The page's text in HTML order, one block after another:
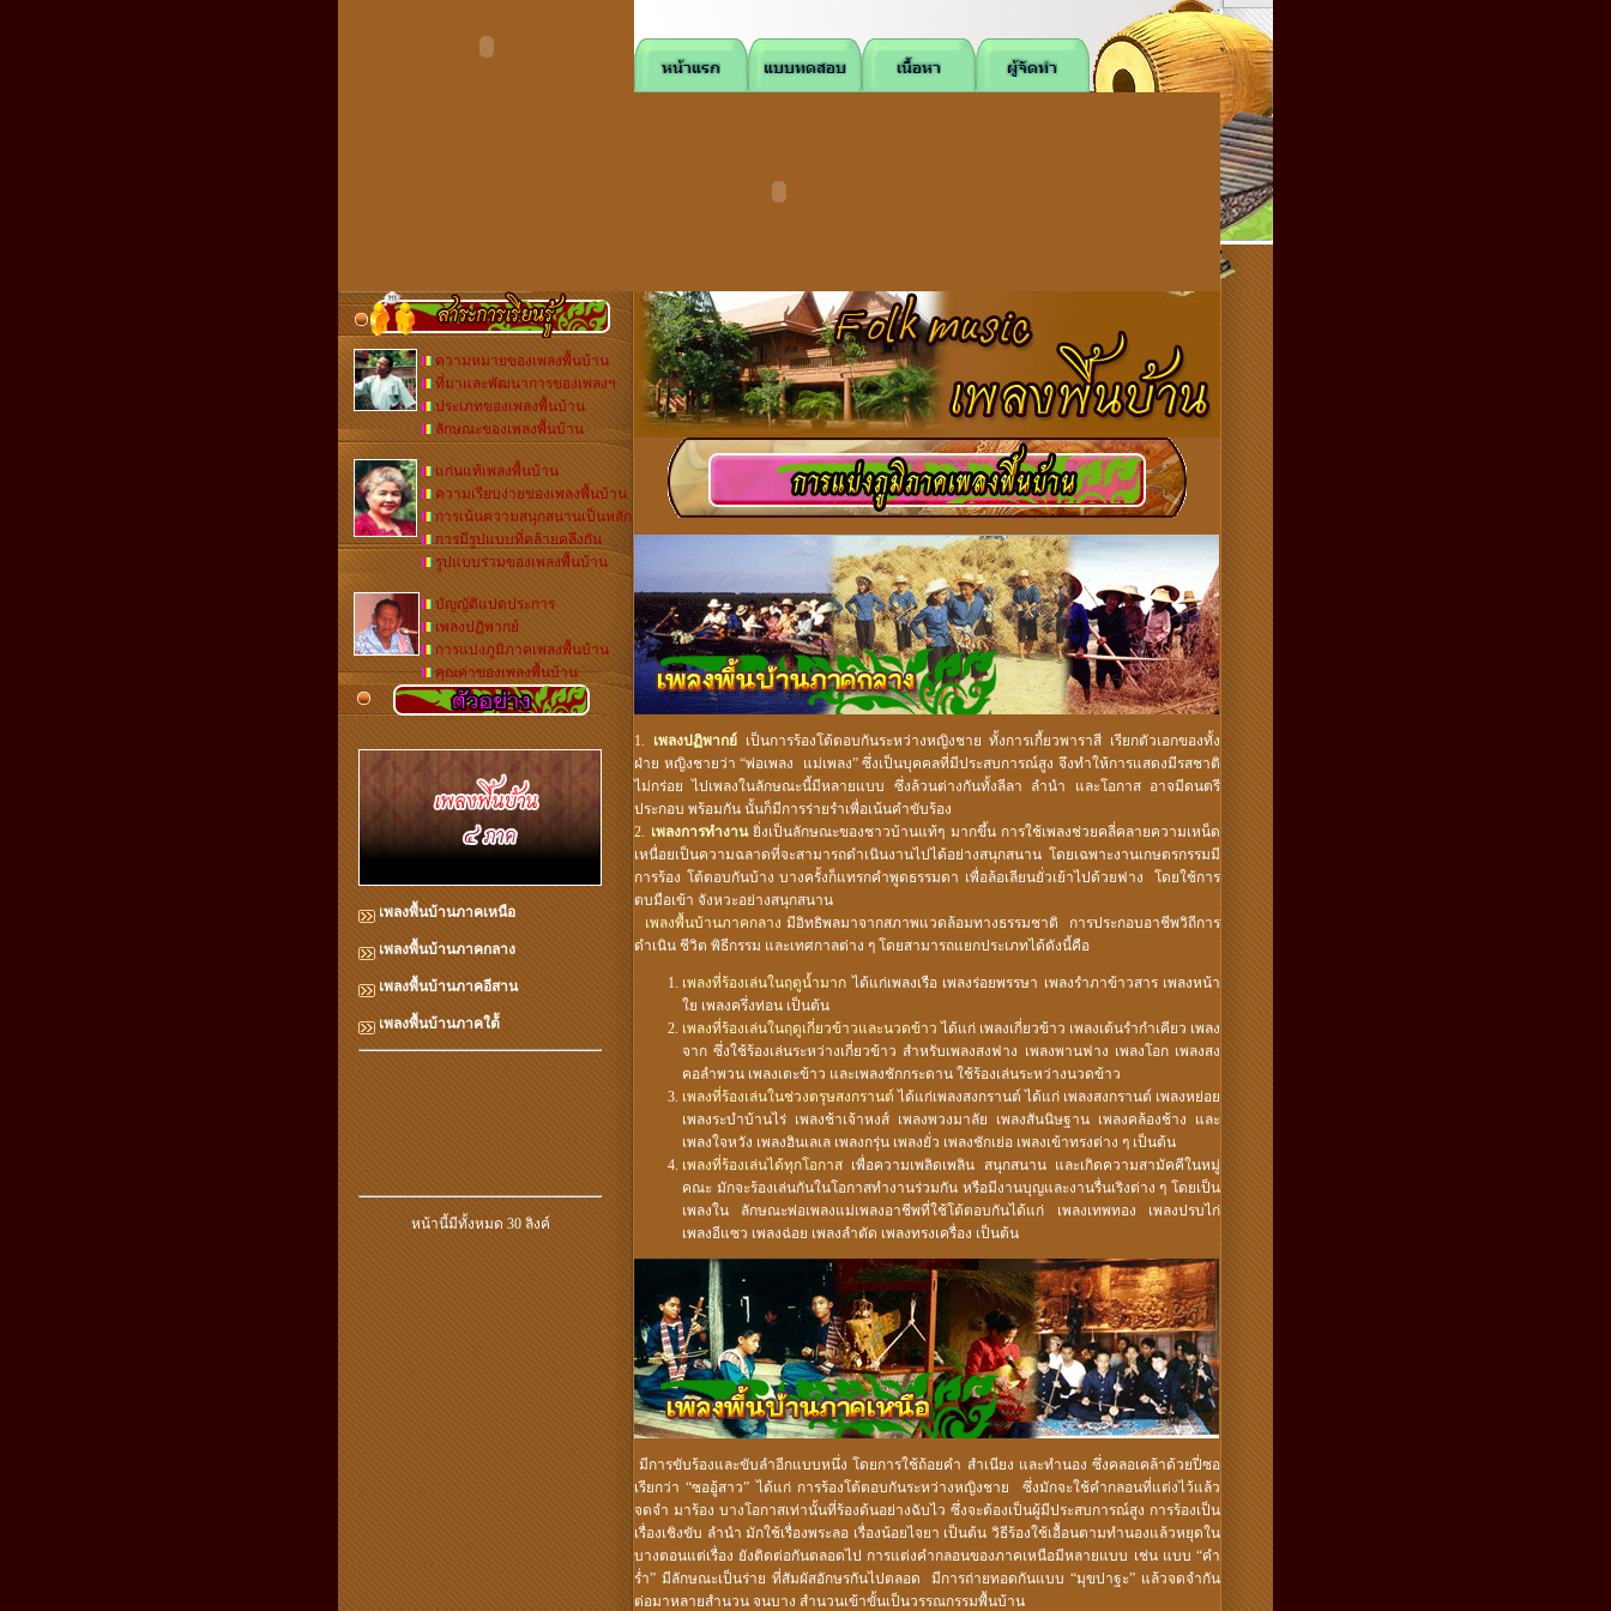
ความหมายของเพลงพื้นบ้าน
ที่มาและพัฒนาการของเพลงฯ
ประเภทของเพลงพื้นบ้าน
ลักษณะของเพลงพื้นบ้าน
แก่นแท้เพลงพื้นบ้าน
ความเรียบง่ายของเพลงพื้นบ้าน
การเน้นความสนุกสนานเป็นหลัก
การมีรูปแบบที่คล้ายคลึงกัน
รูปแบบร่วมของเพลงพื้นบ้าน
บัญญัติแปดประการ
เพลงปฏิพากย์
การแบ่งภูมิภาคเพลงพื้นบ้าน
คุณค่าของเพลงพื้นบ้าน
เพลงพื้นบ้านภาคเหนือ
เพลงพื้นบ้านภาคกลาง
เพลงพื้นบ้านภาคอีสาน
เพลงพื้นบ้านภาคใต้
หน้านี้มีทั้งหมด 30 ลิงค์
1. เพลงปฏิพากย์เป็นการร้องโต้ตอบกันระหว่างหญิงชาย ทั้งการเกี้ยวพาราสี เรียกตัวเอกของทั้ง
ฝ่าย หญิงชายว่า “พ่อเพลง แม่เพลง” ซึ่งเป็นบุคคลที่มีประสบการณ์สูง จึงทำให้การแสดงมีรสชาติ
ไม่กร่อย ไปเพลงในลักษณะนี้มีหลายแบบ ซึ่งล้วนต่างกันทั้งลีลา ลำนำ และโอกาส อาจมีดนตรี
ประกอบ พร้อมกัน นั้นก็มีการร่ายรำเพื่อเน้นคำขับร้อง
2. เพลงการทำงาน ยิ่งเป็นลักษณะของชาวบ้านแท้ๆ มากขึ้น การใช้เพลงช่วยคลี่คลายความเหน็ด
เหนื่อยเป็นความฉลาดที่จะสามารถดำเนินงานไปได้อย่างสนุกสนาน โดยเฉพาะงานเกษตรกรรมมี
การร้อง โต้ตอบกันบ้าง บางครั้งก็แทรกคำพูดธรรมดา เพื่อล้อเลียนยั่วเย้าไปด้วยฟาง โดยใช้การ
ตบมือเข้า จังหวะอย่างสนุกสนาน
เพลงพื้นบ้านภาคกลาง มีอิทธิพลมาจากสภาพแวดล้อมทางธรรมชาติ การประกอบอาชีพวิถีการ
ดำเนิน ชีวิต พิธีกรรม และเทศกาลต่าง ๆ โดยสามารถแยกประเภทได้ดังนี้คือ
เพลงที่ร้องเล่นในฤดูน้ำมาก ได้แก่เพลงเรือ เพลงร่อยพรรษา เพลงรำภาข้าวสาร เพลงหน้า
ใย เพลงครึ่งท่อน เป็นต้น
เพลงที่ร้องเล่นในฤดูเกี่ยวข้าวและนวดข้าว ได้แก่ เพลงเกี่ยวข้าว เพลงเต้นรำกำเคียว เพลง
จาก ซึ่งใช้ร้องเล่นระหว่างเกี่ยวข้าว สำหรับเพลงสงฟาง เพลงพานฟาง เพลงโอก เพลงสง
คอลำพวน เพลงเตะข้าว และเพลงชักกระดาน ใช้ร้องเล่นระหว่างนวดข้าว
เพลงที่ร้องเล่นในช่วงตรุษสงกรานต ์ ได้แก่เพลงสงกรานต์ ได้แก่ เพลงสงกรานต์ เพลงหย่อย
เพลงระบำบ้านไร่ เพลงช้าเจ้าหงส์ เพลงพวงมาลัย เพลงสันนิษฐาน เพลงคล้องช้าง และ
เพลงใจหวัง เพลงฮินเลเล เพลงกรุ่น เพลงยั่ว เพลงชักเย่อ เพลงเข้าทรงต่าง ๆ เป็นต้น
เพลงที่ร้องเล่นได้ทุกโอกาส เพื่อความเพลิดเพลิน สนุกสนาน และเกิดความสามัคคีในหมู่
คณะ มักจะร้องเล่นกันในโอกาสทำงานร่วมกัน หรือมีงานบุญและงานรื่นเริงต่าง ๆ โดยเป็น
เพลงใน ลักษณะพ่อเพลงแม่เพลงอาชีพที่ใช้โต้ตอบกันได้แก่ เพลงเทพทอง เพลงปรบไก่
เพลงอีแซว เพลงฉ่อย เพลงลำตัด เพลงทรงเครื่อง เป็นต้น
มีการขับร้องและขับลำอีกแบบหนึ่ง โดยการใช้ถ้อยคำ สำเนียง และทำนอง ซึ่งคลอเคล้าด้วยปี่ซอ
เรียกว่า “ซออู้สาว” ได้แก่ การร้องโต้ตอบกันระหว่างหญิงชาย ซึ่งมักจะใช้คำกลอนที่แต่งไว้แล้ว
จดจำ มาร้อง บางโอกาสเท่านั้นที่ร้องด้นอย่างฉับไว ซึ่งจะต้องเป็นผู้มีประสบการณ์สูง การร้องเป็น
เรื่องเชิงขับ ลำนำ มักใช้เรื่องพระลอ เรื่องน้อยไจยา เป็นต้น วิธีร้องใช้เอื้อนตามทำนองแล้วหยุดใน
บางตอนแต่เรื่อง ยังติดต่อกันตลอดไป การแต่งคำกลอนของภาคเหนือมีหลายแบบ เช่น แบบ “คำ
ร่ำ” มีลักษณะเป็นร่าย ที่สัมผัสอักษรกันไปตลอด มีการถ่ายทอดกันแบบ “มุขปาฐะ” แล้วจดจำกัน
ต่อมาหลายสำนวน จนบาง สำนวนเข้าขั้นเป็นวรรณกรรมพื้นบ้าน